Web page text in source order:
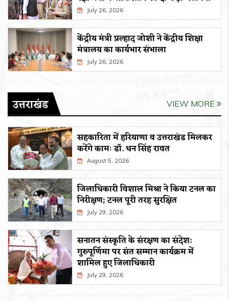
July 26, 2026
केंद्रीय मंत्री प्रल्हाद जोशी ने केंद्रीय शिक्षा
मंत्रालय का कार्यभार संभाला
July 26, 2026
उत्तराखंड VIEW MORE
सहकारिता में हरियाणा व उत्तराखंड मिलकर
करेंगे कामः डाॅ. धन सिंह रावत
August 5, 2026
जिलाधिकारी विशाल मिश्रा ने किया टनल का
निरीक्षण; टनल पूरी तरह सुरक्षित
July 29, 2026
सनातन संस्कृति के संरक्षण का संदेश:
गुरुपूर्णिमा पर संत सम्मान कार्यक्रम में
शामिल हुए जिलाधिकारी
July 29, 2026